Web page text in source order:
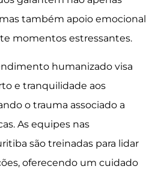
também apoio emocional
momentos estressantes.
humanizado visa
e tranquilidade aos
o trauma associado a
As equipes nas
são treinadas para lidar
oferecendo um cuidado